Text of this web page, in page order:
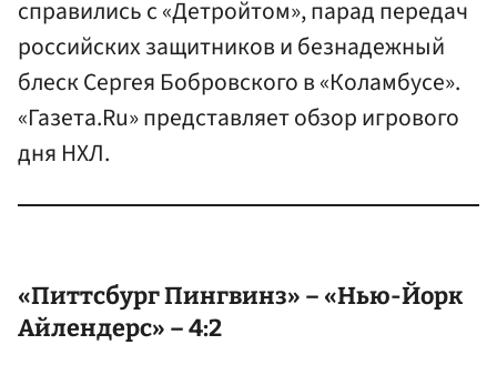
справились с «Детройтом», парад передач
российских защитников и безнадежный
блеск Сергея Бобровского в «Коламбусе».
«Газета.Ru» представляет обзор игрового
дня НХЛ.
«Питтсбург Пингвинз» – «Нью-Йорк
Айлендерс» – 4:2